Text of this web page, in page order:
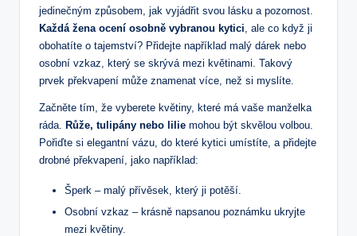
jedinečným způsobem, jak vyjádřit svou‍ lásku ⁣a pozornost.
Každá žena ocení osobně vybranou kytici , ale co​ když ji
obohatíte⁢ o tajemství? Přidejte⁢ například malý ‍dárek nebo
osobní ‌vzkaz, který se skrývá mezi květinami. Takový
prvek překvapení může ​znamenat více, než si‌ myslíte.
Začněte‍ tím, že vyberete květiny, které má vaše‌ manželka⁤
ráda. Růže, tulipány nebo lilie mohou být skvělou volbou.
Pořiďte si elegantní vázu, do které kytici umístíte, a přidejte
drobné překvapení, ⁣jako například:
Šperk – malý přívěsek, který ji potěší.
Osobní‌ vzkaz – ‍krásně napsanou poznámku ukryjte
mezi květiny.